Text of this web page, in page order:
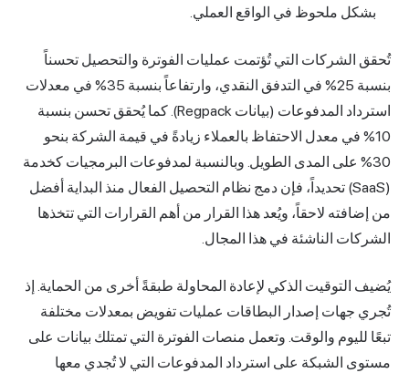
بشكل ملحوظ في الواقع العملي.
تُحقق الشركات التي تُؤتمت عمليات الفوترة والتحصيل تحسناً
بنسبة 25% في التدفق النقدي، وارتفاعاً بنسبة 35% في معدلات
استرداد المدفوعات (بيانات Regpack). كما يُحقق تحسن بنسبة
10% في معدل الاحتفاظ بالعملاء زيادةً في قيمة الشركة بنحو
30% على المدى الطويل. وبالنسبة لمدفوعات البرمجيات كخدمة
(SaaS) تحديداً، فإن دمج نظام التحصيل الفعال منذ البداية أفضل
من إضافته لاحقاً، ويُعد هذا القرار من أهم القرارات التي تتخذها
الشركات الناشئة في هذا المجال.
يُضيف التوقيت الذكي لإعادة المحاولة طبقةً أخرى من الحماية. إذ
تُجري جهات إصدار البطاقات عمليات تفويض بمعدلات مختلفة
تبعًا لليوم والوقت. وتعمل منصات الفوترة التي تمتلك بيانات على
مستوى الشبكة على استرداد المدفوعات التي لا تُجدي معها